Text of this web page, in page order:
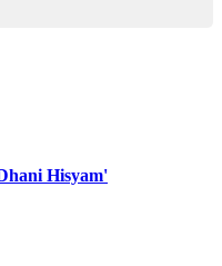
Hisyam'